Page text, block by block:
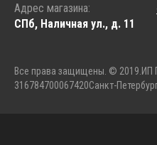
Адрес магазина:
СПб, Наличная ул., д. 11
Все права защищены. © 2019. ИП
316784700067420Санкт-